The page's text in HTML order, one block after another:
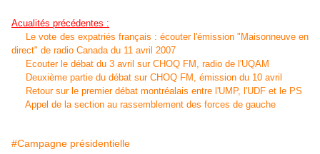
Acualités précédentes :
Le vote des expatriés français : écouter l'émission "Maisonneuve en
direct" de radio Canada du 11 avril 2007
Ecouter le débat du 3 avril sur CHOQ FM, radio de l'UQAM
Deuxième partie du débat sur CHOQ FM, émission du 10 avril
Retour sur le premier débat montréalais entre l'UMP, l'UDF et le PS
Appel de la section au rassemblement des forces de gauche
#Campagne présidentielle